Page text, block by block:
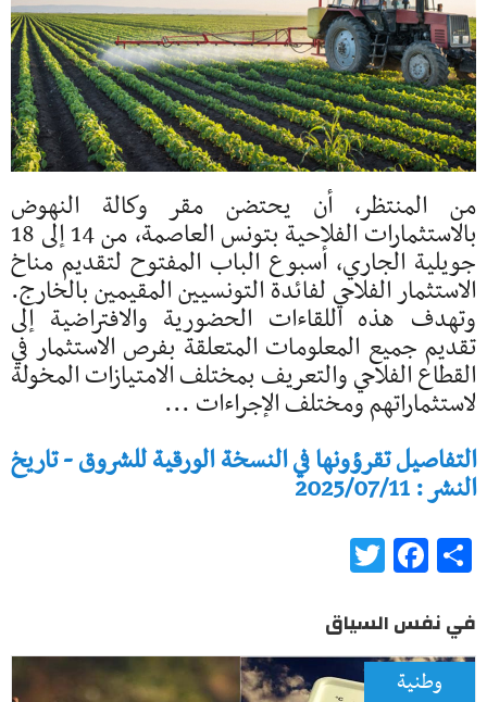
من المنتظر، أن يحتضن مقر وكالة النهوض
بالاستثمارات الفلاحية بتونس العاصمة، من 14 إلى 18
جويلية الجاري، أسبوع الباب المفتوح لتقديم مناخ
الاستثمار الفلاحي لفائدة التونسيين المقيمين بالخارج.
وتهدف هذه اللقاءات الحضورية والافتراضية إلى
تقديم جميع المعلومات المتعلقة بفرص الاستثمار في
القطاع الفلاحي والتعريف بمختلف الامتيازات المخولة
لاستثماراتهم ومختلف الإجراءات ...
التفاصيل تقرؤونها في النسخة الورقية للشروق - تاريخ
النشر : 2025/07/11
Share
Facebook
في نفس السياق
وطنية